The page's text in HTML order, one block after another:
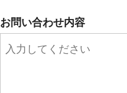
お問い合わせ内容